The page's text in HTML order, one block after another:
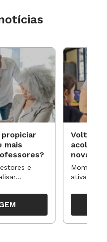
mais
e
o
do
Volta às
novas
ativa
propostas